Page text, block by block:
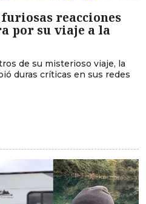
reacciones
por su viaje a la
de su misterioso viaje, la
duras críticas en sus redes